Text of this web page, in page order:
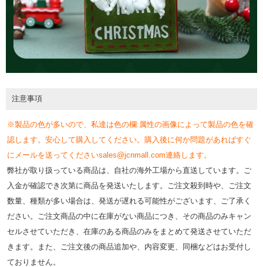
注意事項
※製品の色が多いので、私達は色の欄:属性の画像によって製品の色を確
認します。安心して購入してください。購入後に何か問題があればすぐ
にメールを送ってくださいsales@jcnmall.com連絡します。
弊社が取り扱っている商品は、自社の海外工場から直送しています。ご
入金が確認でき次第に商品を発送いたします。ご注文殺到時や、ご注文
数量、種類が多い場合は、発送が遅れる可能性がございます、ご了承く
ださい。ご注文商品の中に在庫がない商品につき、その商品のみキャン
セルさせていただき、在庫のある商品のみをまとめて発送させていただ
きます。また、ご注文後の商品追加や、内容変更、同梱などはお受付し
ておりません。